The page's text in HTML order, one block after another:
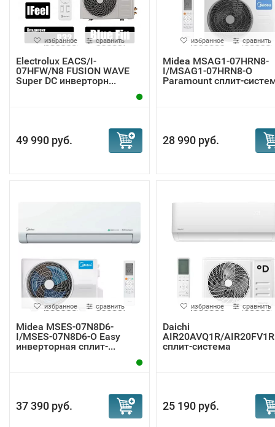
избранное сравнить
Electrolux EACS/I-
07HFW/N8 FUSION WAVE
Super DC инверторн...
49 990 руб.
избранное сравнить
Midea MSAG1-07HRN8-
I/MSAG1-07HRN8-O
Paramount сплит-
28 990 руб.
избранное сравнить
Midea MSES-07N8D6-
I/MSES-07N8D6-O Easy
инверторная сплит-...
37 390 руб.
избранное сравнить
Daichi
AIR20AVQ1R/AIR20FV1R
сплит-система
25 190 руб.